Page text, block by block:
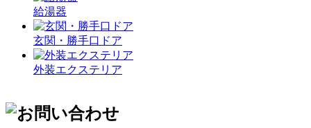
給湯器
玄関・勝手口ドア
外装エクステリア